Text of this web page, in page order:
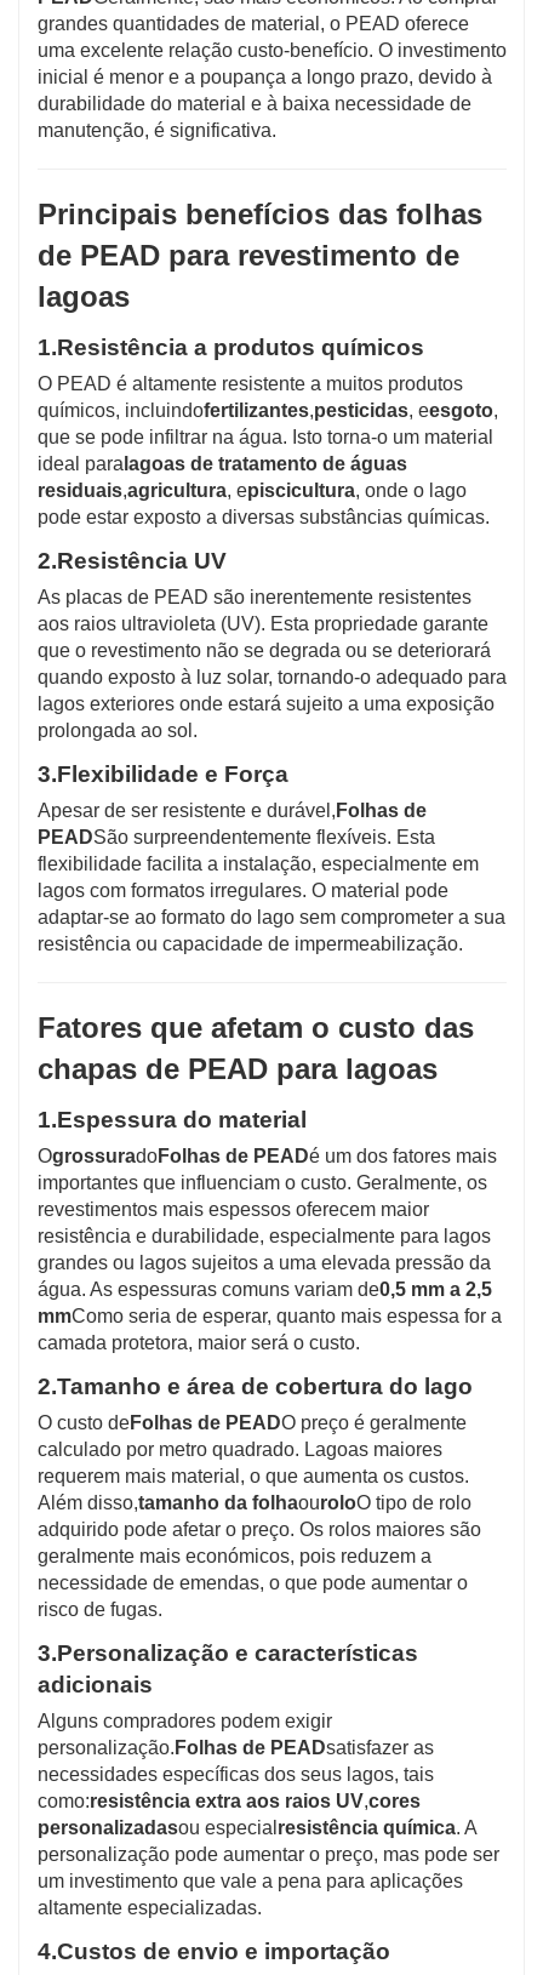
grandes quantidades de material, o PEAD oferece
uma excelente relação custo-benefício. O investimento
inicial é menor e a poupança a longo prazo, devido à
durabilidade do material e à baixa necessidade de
manutenção, é significativa.
Principais benefícios das folhas
de PEAD para revestimento de
lagoas
1.Resistência a produtos químicos
O PEAD é altamente resistente a muitos produtos
químicos, incluindofertilizantes,pesticidas, eesgoto,
que se pode infiltrar na água. Isto torna-o um material
ideal para lagoas de tratamento de águas
residuais,agricultura, episcicultura, onde o lago
pode estar exposto a diversas substâncias químicas.
2.Resistência UV
As placas de PEAD são inerentemente resistentes
aos raios ultravioleta (UV). Esta propriedade garante
que o revestimento não se degrada ou se deteriorará
quando exposto à luz solar, tornando-o adequado para
lagos exteriores onde estará sujeito a uma exposição
prolongada ao sol.
3.Flexibilidade e Força
Apesar de ser resistente e durável, Folhas de
PEADSão surpreendentemente flexíveis. Esta
flexibilidade facilita a instalação, especialmente em
lagos com formatos irregulares. O material pode
adaptar-se ao formato do lago sem comprometer a sua
resistência ou capacidade de impermeabilização.
Fatores que afetam o custo das
chapas de PEAD para lagoas
1.Espessura do material
OgrossuradoFolhas de PEADé um dos fatores mais
importantes que influenciam o custo. Geralmente, os
revestimentos mais espessos oferecem maior
resistência e durabilidade, especialmente para lagos
grandes ou lagos sujeitos a uma elevada pressão da
água. As espessuras comuns variam de0,5 mm a 2,5
mmComo seria de esperar, quanto mais espessa for a
camada protetora, maior será o custo.
2.Tamanho e área de cobertura do lago
O custo deFolhas de PEADO preço é geralmente
calculado por metro quadrado. Lagoas maiores
requerem mais material, o que aumenta os custos.
Além disso,tamanho da folhaouroloO tipo de rolo
adquirido pode afetar o preço. Os rolos maiores são
geralmente mais económicos, pois reduzem a
necessidade de emendas, o que pode aumentar o
risco de fugas.
3.Personalização e características
adicionais
Alguns compradores podem exigir
personalização. Folhas de PEADsatisfazer as
necessidades específicas dos seus lagos, tais
como:resistência extra aos raios UV,cores
personalizadasou especial resistência química. A
personalização pode aumentar o preço, mas pode ser
um investimento que vale a pena para aplicações
altamente especializadas.
4.Custos de envio e importação